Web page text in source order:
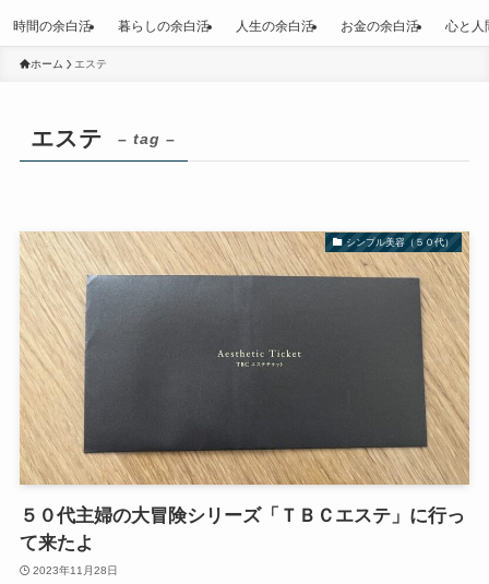
時間の余白活 暮らしの余白活 人生の余白活 お金の余白活 心と人
ホーム エステ
エステ – tag –
シンプル美容（５０代）
５０代主婦の大冒険シリーズ「ＴＢＣエステ」に行っ
て来たよ
2023年11月28日